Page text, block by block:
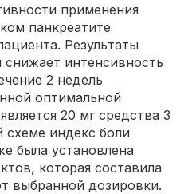
применения
панкреатите
Результаты
снижает интенсивность
2 недель
оптимальной
20 мг средства 3
схеме индекс боли
была установлена
которая составила
выбранной дозировки.